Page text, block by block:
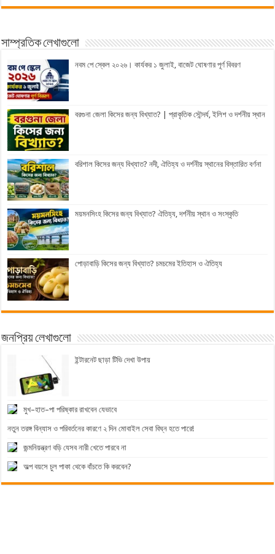
সাম্প্রতিক লেখাগুলো
নবম পে স্কেল ২০২৬। কার্যকর ১ জুলাই, বাজেট ঘোষণার পূর্ণ বিবরণ
বরগুনা জেলা কিসের জন্য বিখ্যাত? | প্রাকৃতিক সৌন্দর্য, ইলিশ ও দর্শনীয় স্থান
বরিশাল কিসের জন্য বিখ্যাত? নদী, ঐতিহ্য ও দর্শনীয় স্থানের বিস্তারিত বর্ণনা
ময়মনসিংহ কিসের জন্য বিখ্যাত? ঐতিহ্য, দর্শনীয় স্থান ও সংস্কৃতি
পোড়াবাড়ি কিসের জন্য বিখ্যাত? চমচমের ইতিহাস ও ঐতিহ্য
জনপ্রিয় লেখাগুলো
ইন্টারনেট ছাড়া টিভি দেখা উপায়
মুখ–হাত–পা পরিষ্কার রাখবেন যেভাবে
নতুন তরঙ্গ বিন্যাস ও পরিবর্তনের কারণে ২ দিন মোবাইল সেবা বিঘ্ন হতে পারে!
জন্মনিয়ন্ত্রণ বড়ি যেসব নারী খেতে পারবে না
অল্প বয়সে চুল পাকা থেকে বাঁচতে কি করবেন?